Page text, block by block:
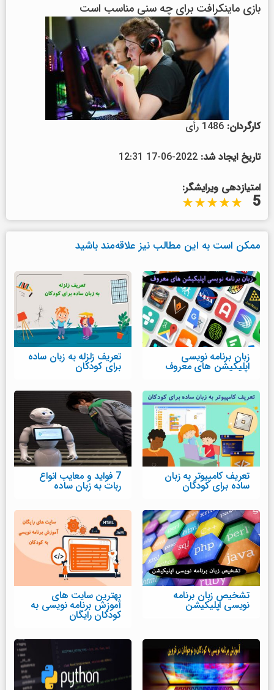
بازی ماینکرافت برای چه سنی مناسب است
کارگردان: 1486 رأی
تاریخ ایجاد شد: 2022-06-17 12:31
امتیازدهی ویرایشگر:
5
ممکن است به این مطالب نیز علاقه‌مند باشید
زبان برنامه نویسی
اپلیکیشن های معروف
تعریف زلزله به زبان ساده
برای کودکان
تعریف کامپیوتر به زبان
ساده برای کودکان
7 فواید و معایب انواع
ربات به زبان ساده
تشخیص زبان برنامه
نویسی اپلیکیشن
بهترین سایت های
آموزش برنامه نویسی به
کودکان رایگان